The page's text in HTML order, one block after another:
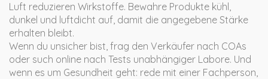
Luft reduzieren Wirkstoffe. Bewahre Produkte kühl,
dunkel und luftdicht auf, damit die angegebene Stärke
erhalten bleibt.
Wenn du unsicher bist, frag den Verkäufer nach COAs
oder such online nach Tests unabhängiger Labore. Und
wenn es um Gesundheit geht: rede mit einer Fachperson,